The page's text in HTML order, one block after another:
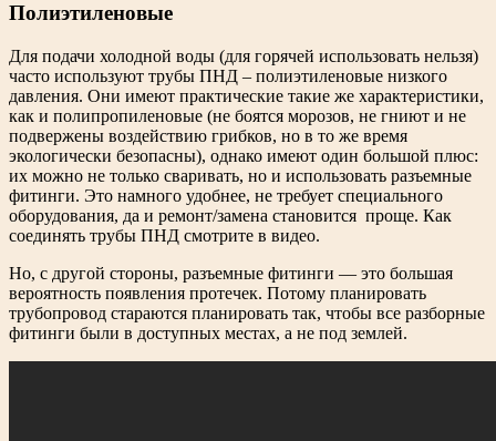
Полиэтиленовые
Для подачи холодной воды (для горячей использовать нельзя)
часто используют трубы ПНД – полиэтиленовые низкого
давления. Они имеют практические такие же характеристики,
как и полипропиленовые (не боятся морозов, не гниют и не
подвержены воздействию грибков, но в то же время
экологически безопасны), однако имеют один большой плюс:
их можно не только сваривать, но и использовать разъемные
фитинги. Это намного удобнее, не требует специального
оборудования, да и ремонт/замена становится проще. Как
соединять трубы ПНД смотрите в видео.
Но, с другой стороны, разъемные фитинги — это большая
вероятность появления протечек. Потому планировать
трубопровод стараются планировать так, чтобы все разборные
фитинги были в доступных местах, а не под землей.